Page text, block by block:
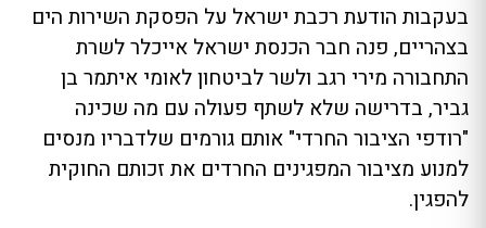
בעקבות הודעת רכבת ישראל על הפסקת השירות הים
בצהריים, פנה חבר הכנסת ישראל אייכלר לשרת
התחבורה מירי רגב ולשר לביטחון לאומי איתמר בן
גביר, בדרישה שלא לשתף פעולה עם מה שכינה
"רודפי הציבור החרדי" אותם גורמים שלדבריו מנסים
למנוע מציבור המפגינים החרדים את זכותם החוקית
להפגין.